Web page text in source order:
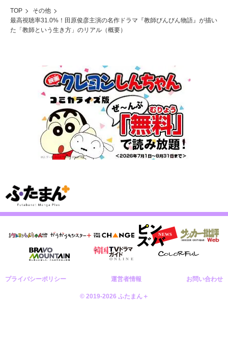
TOP
その他
最高視聴率31.0%！田原俊彦主演の名作ドラマ『教師びんびん物語』が描い
た「教師という生き方」のリアル（概要）
プライバシーポリシー 運営者情報 お問い合わせ
© 2019-2026 ふたまん＋